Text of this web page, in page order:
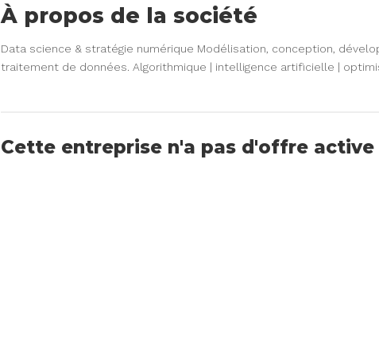
À propos de la société
Data science & stratégie numérique Modélisation, conception,
traitement de données. Algorithmique | intelligence artificielle |
Cette entreprise n'a pas d'offre active